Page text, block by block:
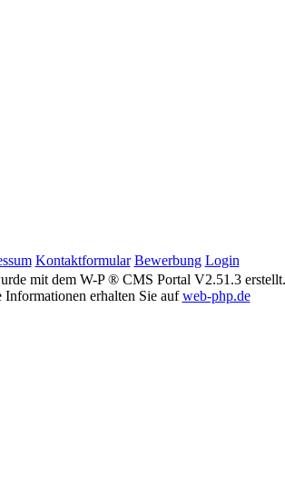
Kontaktformular Bewerbung Login
mit dem W-P ® CMS Portal V2.51.3 erstellt.
Informationen erhalten Sie aufweb-php.de